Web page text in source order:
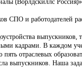
СПО и работодателей
кадрами. В каждом
отраслевых
выпускников. Наша